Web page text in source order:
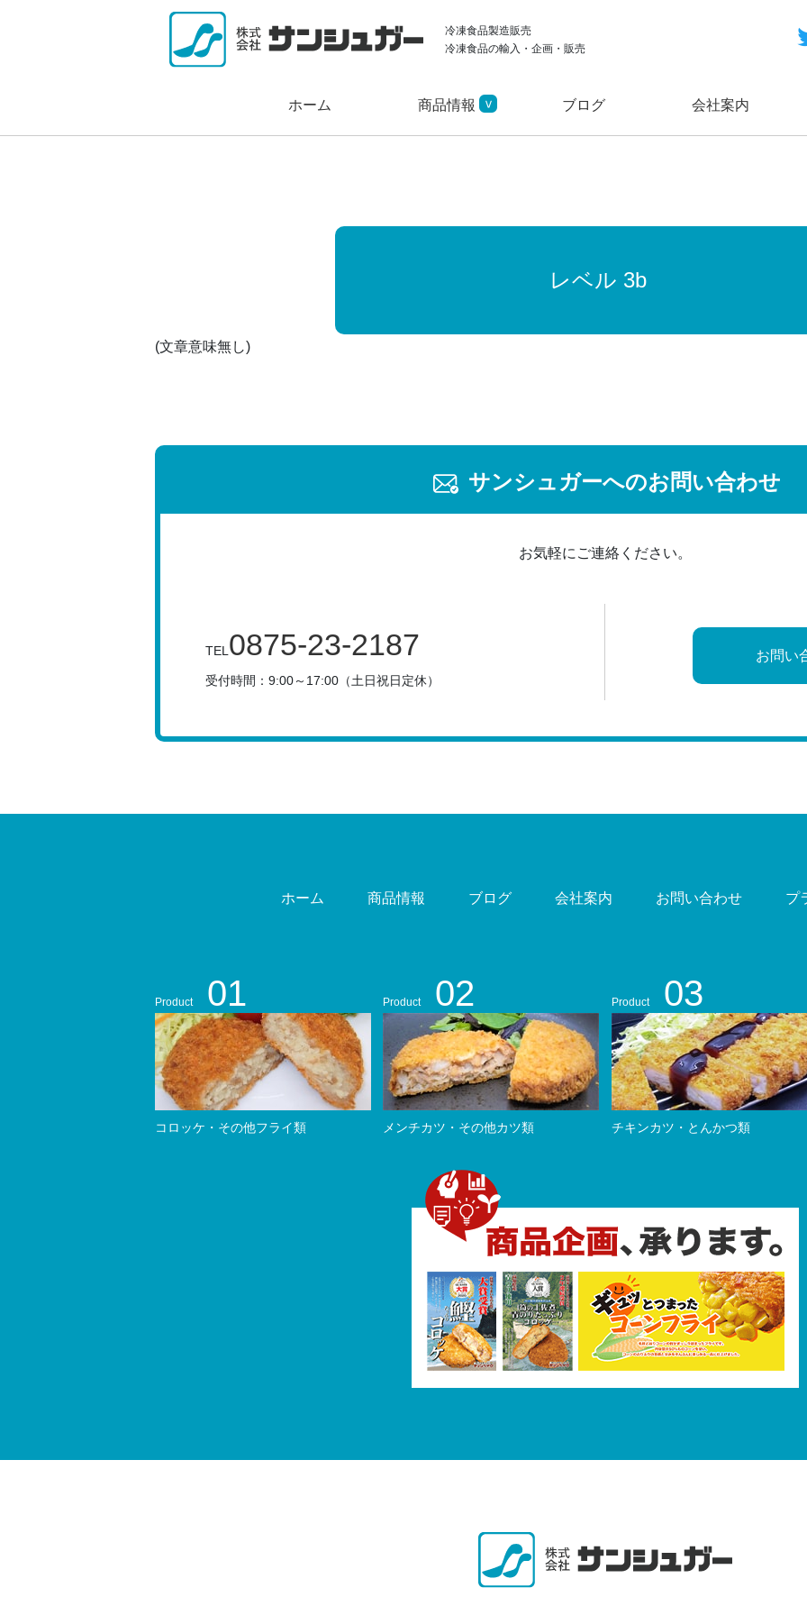
冷凍食品製造販売
冷凍食品の輸入・企画・販売
ホーム 商品情報 ブログ 会社案内
レベル 3b
(文章意味無し)
サンシュガーへのお問い合わせ
お気軽にご連絡ください。
TEL 0875-23-2187
受付時間：9:00～17:00（土日祝日定休）
お問い
ホーム 商品情報 ブログ 会社案内 お問い合わせ プ
Product 01
コロッケ・その他フライ類
Product 02
メンチカツ・その他カツ類
Product 03
チキンカツ・とんかつ類